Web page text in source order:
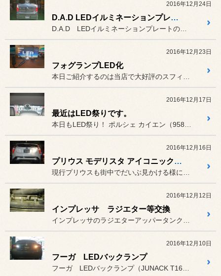
2016年12月24日
D.A.D LEDイルミネーションプレート
2016年12月23日
フォグランプLED化
2016年12月17日
最近はLED祭りです。
2016年12月16日
プリウス モデリスタ アイコニック 待望のマフラー登場！
2016年12月12日
インプレッサ ラジエター等交換
2016年12月10日
フーガ LEDバックランプ